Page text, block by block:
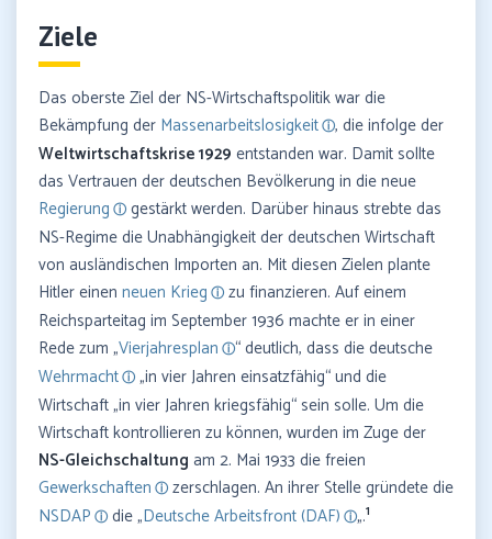
Ziele
Das oberste Ziel der NS-Wirtschaftspolitik war die
Bekämpfung der Massenarbeitslosigkeit , die infolge der
Weltwirtschaftskrise 1929 entstanden war. Damit sollte
das Vertrauen der deutschen Bevölkerung in die neue
Regierung
gestärkt werden. Darüber hinaus strebte das
NS-Regime die Unabhängigkeit der deutschen Wirtschaft
von ausländischen Importen an. Mit diesen Zielen plante
Hitler einen neuen Krieg
zu finanzieren. Auf einem
Reichsparteitag im September 1936 machte er in einer
Rede zum „Vierjahresplan
“ deutlich, dass die deutsche
Wehrmacht
„in vier Jahren einsatzfähig“ und die
Wirtschaft „in vier Jahren kriegsfähig“ sein solle. Um die
Wirtschaft kontrollieren zu können, wurden im Zuge der
NS-Gleichschaltung am 2. Mai 1933 die freien
Gewerkschaften
zerschlagen. An ihrer Stelle gründete die
NSDAP
die „Deutsche Arbeitsfront (DAF) „.1